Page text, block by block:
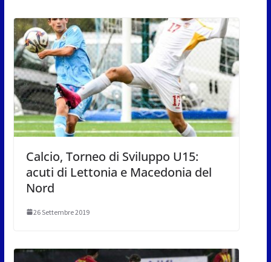
Calcio, Torneo di Sviluppo U15:
acuti di Lettonia e Macedonia del
Nord
26 Settembre 2019